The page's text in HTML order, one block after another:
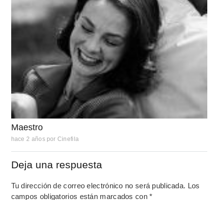
Maestro
hace 2 años por Cinefila
Deja una respuesta
Tu dirección de correo electrónico no será publicada. Los
campos obligatorios están marcados con*